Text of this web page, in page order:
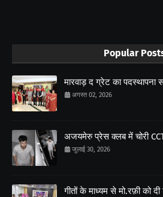
Popular
मारवाड़ द ग्रेट का पदस्थापना
अगस्त 02, 2026
अजयमेरु प्रेस क्लब में चोरी
जुलाई 30, 2026
गीतों के माध्यम से मो.रफ़ी को दी